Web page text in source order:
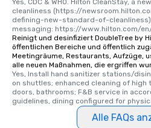
Yes, CDC & WHO. Hilton CleanStay, a
cleanliness (https://
defining-new-standard-of-
messaging: https://www.hilton.com/
Reinigt und desinfiziert DoubleTree by
öffentlichen Bereiche und öffentlich
Meetingräume, Restaurants, Aufzüge,
alle neuen Maßnahmen, die ergriffen
Yes, Install hand sanitizer stations/
on shuttles; enhanced cleaning of high
doors, bathrooms; F&B service in
guidelines, dining configured for
Alle FAQs